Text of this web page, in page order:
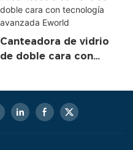
Canteadora de vidrio
de doble cara con